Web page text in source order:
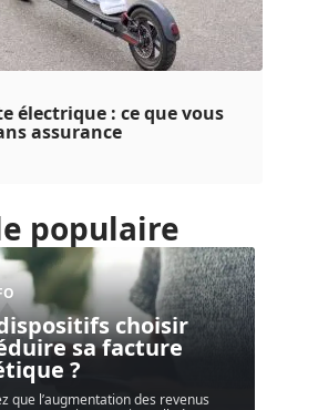
électrique : ce que vous
assurance
populaire
choisir
sa facture
?
que l’augmentation des revenus